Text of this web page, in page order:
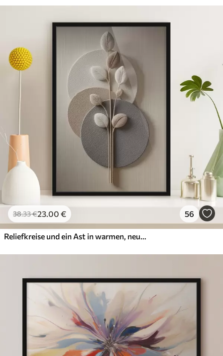
38.33€23.00 € 56
Reliefkreise und ein Ast in warmen, neutralen Farbtönen